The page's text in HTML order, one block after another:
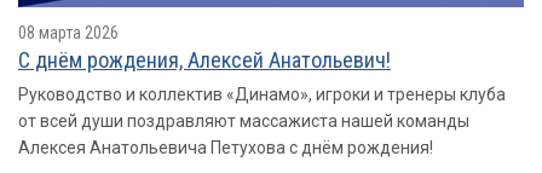
08 марта 2026
С днём рождения, Алексей Анатольевич!
Руководство и коллектив «Динамо», игроки и тренеры клуба
от всей души поздравляют массажиста нашей команды
Алексея Анатольевича Петухова с днём рождения!